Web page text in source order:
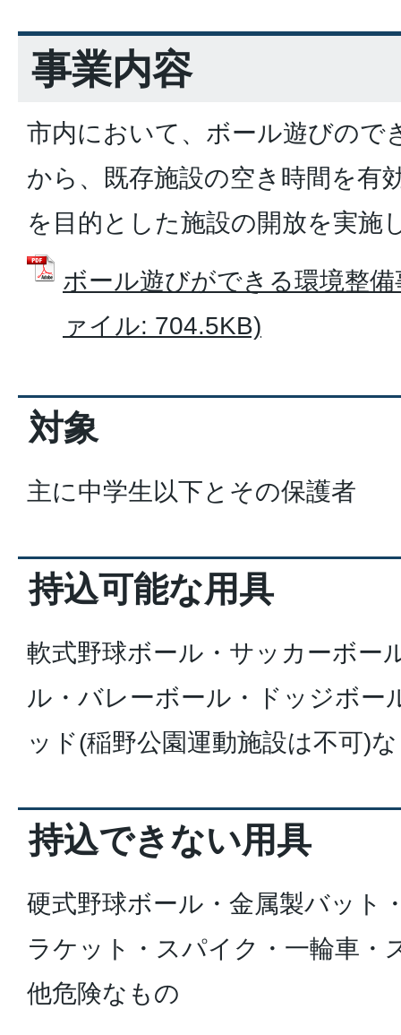
事業内容
市内において、ボール遊びので
から、既存施設の空き時間を有
を目的とした施設の開放を実施
ボール遊びができる環境整
ァイル: 704.5KB)
対象
主に中学生以下とその保護者
持込可能な用具
軟式野球ボール・サッカーボー
ル・バレーボール・ドッジボー
ッド(稲野公園運動施設は不可)
持込できない用具
硬式野球ボール・金属製バット
ラケット・スパイク・一輪車・
他危険なもの